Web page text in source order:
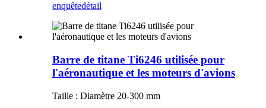
enquêtedétail
Barre de titane Ti6246 utilisée pour
l'aéronautique et les moteurs d'avions
Taille : Diamètre 20-300 mm